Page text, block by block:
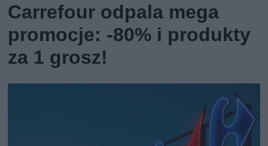
Carrefour odpala mega
promocje: -80% i produkty
za 1 grosz!